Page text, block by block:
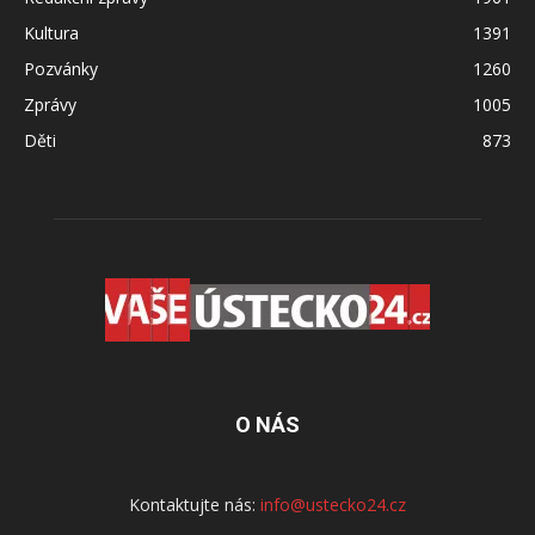
Kultura
1391
Pozvánky
1260
Zprávy
1005
Děti
873
O NÁS
Kontaktujte nás: info@ustecko24.cz